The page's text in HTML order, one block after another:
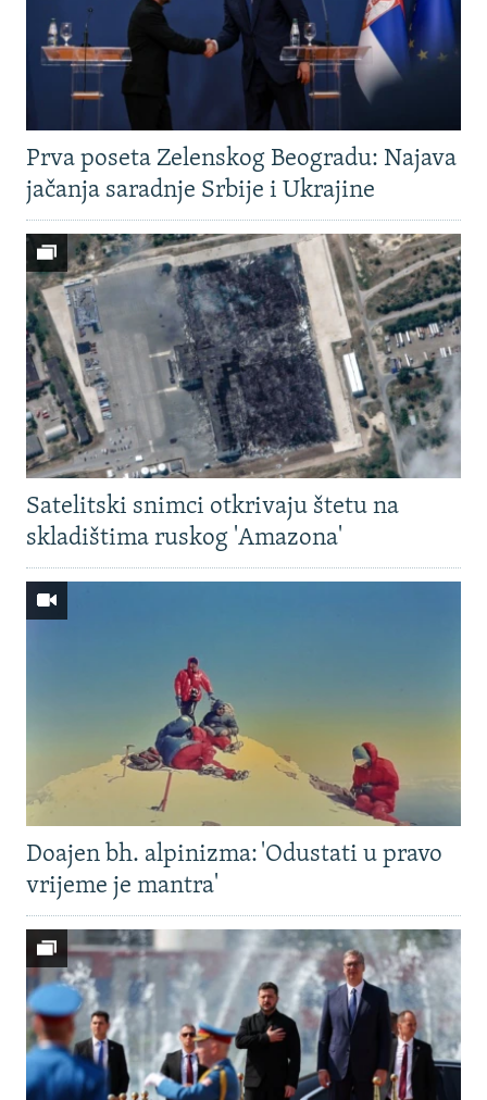
Prva poseta Zelenskog Beogradu: Najava
jačanja saradnje Srbije i Ukrajine
Satelitski snimci otkrivaju štetu na
skladištima ruskog 'Amazona'
Doajen bh. alpinizma: 'Odustati u pravo
vrijeme je mantra'